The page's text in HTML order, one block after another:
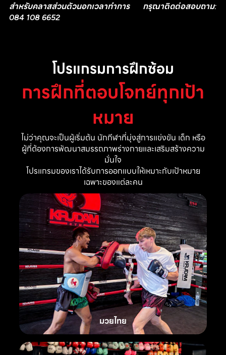
สำหรับคลาสส่วนตัวนอกเวลาทำการ กรุณาติดต่อสอบถาม:
084 108 6652
โปรแกรมการฝึกซ้อม
การฝึกที่ตอบโจทย์ทุกเป้า
หมาย
ไม่ว่าคุณจะเป็นผู้เริ่มต้น นักกีฬาที่มุ่งสู่การแข่งขัน เด็ก หรือ
ผู้ที่ต้องการพัฒนาสมรรถภาพร่างกายและเสริมสร้างความ
มั่นใจ
โปรแกรมของเราได้รับการออกแบบให้เหมาะกับเป้าหมาย
เฉพาะของแต่ละคน
มวยไทย